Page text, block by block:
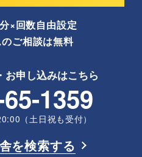
×回数自由設定
ご相談は無料
お申し込みはこちら
1359
（土日祝も受付）
を検索する